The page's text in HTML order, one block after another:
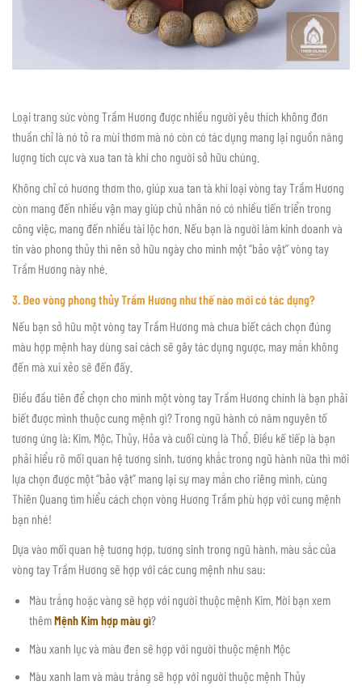
Loại trang sức vòng Trầm Hương được nhiều người yêu thích không đơn
thuần chỉ là nó tỏ ra mùi thơm mà nó còn có tác dụng mang lại nguồn năng
lượng tích cực và xua tan tà khí cho người sở hữu chúng.
Không chỉ có hương thơm tho, giúp xua tan tà khí loại vòng tay Trầm Hương
còn mang đến nhiều vận may giúp chủ nhân nó có nhiều tiến triển trong
công việc, mang đến nhiều tài lộc hơn. Nếu bạn là người làm kinh doanh và
tin vào phong thủy thì nên sở hữu ngày cho mình một “bảo vật” vòng tay
Trầm Hương này nhé.
3. Đeo vòng phong thủy Trầm Hương như thế nào mới có tác dụng?
Nếu bạn sở hữu một vòng tay Trầm Hương mà chưa biết cách chọn đúng
màu hợp mệnh hay dùng sai cách sẽ gây tác dụng ngược, may mắn không
đến mà xui xẻo sẽ đến đấy.
Điều đầu tiên để chọn cho mình một vòng tay Trầm Hương chính là bạn phải
biết được mình thuộc cung mệnh gì? Trong ngũ hành có năm nguyên tố
tương ứng là: Kim, Mộc, Thủy, Hỏa và cuối cùng là Thổ. Điều kế tiếp là bạn
phải hiểu rõ mối quan hệ tương sinh, tương khắc trong ngũ hành nữa thì mới
lựa chọn được một “bảo vật” mang lại sự may mắn cho riêng mình, cùng
Thiên Quang tìm hiểu cách chọn vòng Hương Trầm phù hợp với cung mệnh
bạn nhé!
Dựa vào mối quan hệ tương hợp, tương sinh trong ngũ hành, màu sắc của
vòng tay Trầm Hương sẽ hợp với các cung mệnh như sau:
Màu trắng hoặc vàng sẽ hợp với người thuộc mệnh Kim. Mời bạn xem
thêmMệnh Kim hợp màu gì?
Màu xanh lục và màu đen sẽ hợp với người thuộc mệnh Mộc
Màu xanh lam và màu trắng sẽ hợp với người thuộc mệnh Thủy